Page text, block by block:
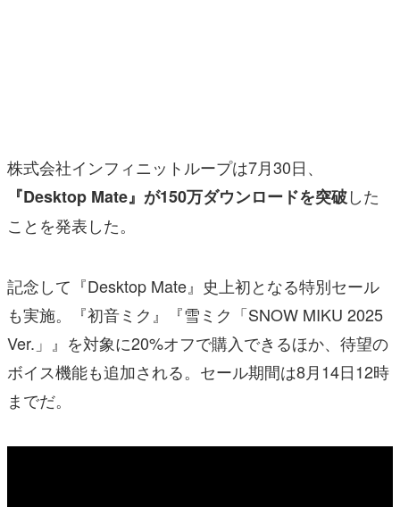
女性向け
アプリレビュー
その他
電ファミニコゲーマーとは？
運営：株式会社マレ
株式会社インフィニットループは7月30日、
『Desktop Mate』が150万ダウンロードを突破した
ことを発表した。
記念して『Desktop Mate』史上初となる特別セール
も実施。『初音ミク』『雪ミク「SNOW MIKU 2025
Ver.」』を対象に20%オフで購入できるほか、待望の
ボイス機能も追加される。セール期間は8月14日12時
までだ。